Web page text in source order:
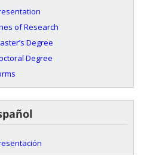
of Research
Degree
Degree